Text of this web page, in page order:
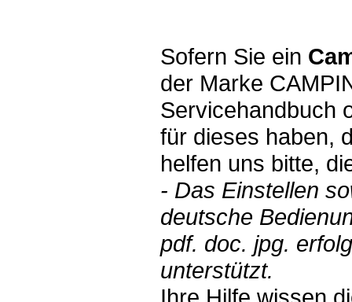
Sofern Sie ein
der Marke
Servicehandbuch
für dieses haben,
helfen uns bitte,
- Das Einstellen
deutsche
pdf. doc. jpg.
unterstützt.